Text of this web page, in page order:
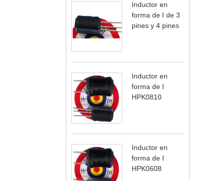
Inductor en
forma de I de 3
pines y 4 pines
Inductor en
forma de I
HPK0810
Inductor en
forma de I
HPK0608